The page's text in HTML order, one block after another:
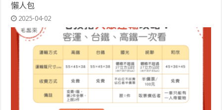
懶人包
2025-04-02